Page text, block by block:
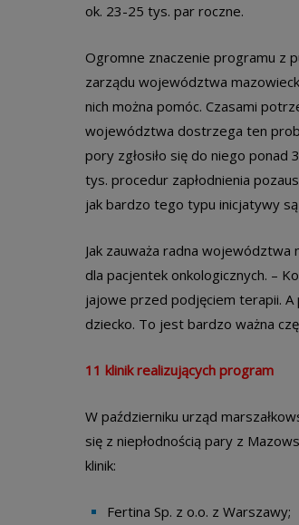
ok. 23-25 tys. par roczne.
Ogromne znaczenie programu z
zarządu województwa
nich można pomóc. Czasami
województwa dostrzega ten
pory zgłosiło się do niego
tys. procedur zapłodnienia
jak bardzo tego typu inicjatywy
Jak zauważa radna województwa
dla pacjentek onkologicznych. –
jajowe przed podjęciem terapii. A
dziecko. To jest bardzo ważna
11 klinik realizujących program
W październiku urząd
się z niepłodnością pary z
klinik:
Fertina Sp. z o.o. z Warszawy;